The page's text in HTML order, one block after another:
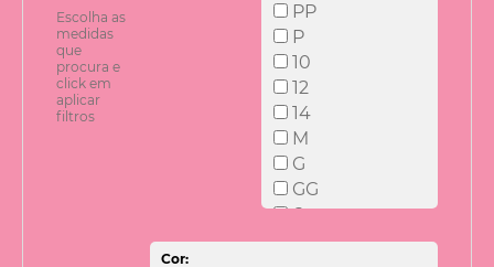
Escolha as
medidas
que
procura e
click em
aplicar
filtros
PP
P
10
12
14
M
G
GG
6
8
Cor: